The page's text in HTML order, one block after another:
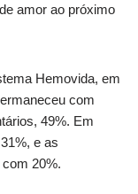
amor ao próximo
Hemovida, em
com
49%. Em
e as
20%.